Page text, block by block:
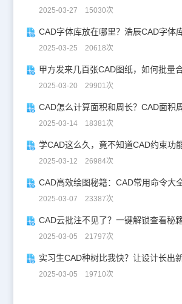
2025-03-27 15030次
CAD字体库放在哪里？浩辰CAD字体
2025-03-25 20618次
2025-03-20 29901次
2025-03-14 18381次
学CAD这么久，竟不知道CAD约束功能
2025-03-12 26984次
2025-03-07 23387次
CAD云批注不见了？一键解锁查看秘籍
2025-03-05 21797次
实习生CAD种树比我快？让设计长出
2025-03-05 19710次